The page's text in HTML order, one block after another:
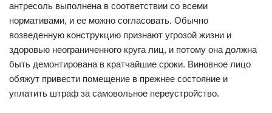
антресоль выполнена в соответствии со всеми
нормативами, и ее можно согласовать. Обычно
возведенную конструкцию признают угрозой жизни и
здоровью неограниченного круга лиц, и потому она должна
быть демонтирована в кратчайшие сроки. Виновное лицо
обяжут привести помещение в прежнее состояние и
уплатить штраф за самовольное переустройство.